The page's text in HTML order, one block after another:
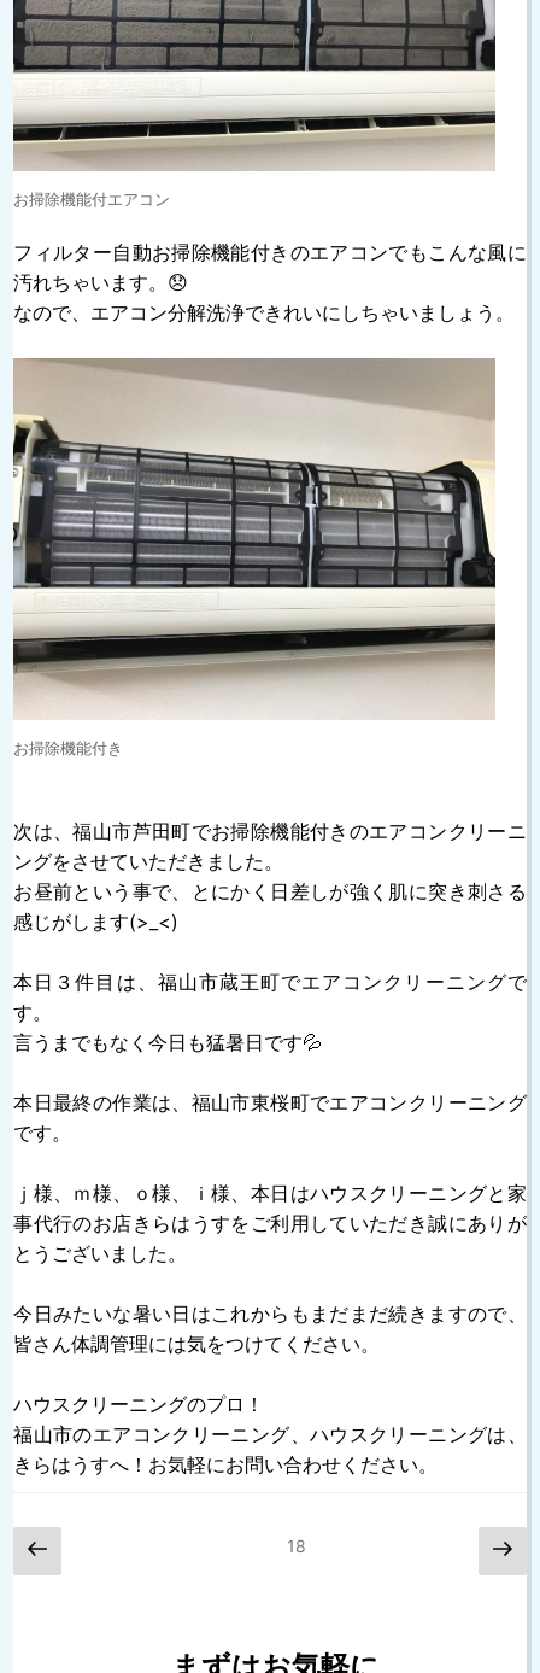
お掃除機能付エアコン
フィルター自動お掃除機能付きのエアコンでもこんな風に
汚れちゃいます。😞
なので、エアコン分解洗浄できれいにしちゃいましょう。
お掃除機能付き
次は、福山市芦田町でお掃除機能付きのエアコンクリーニ
ングをさせていただきました。
お昼前という事で、とにかく日差しが強く肌に突き刺さる
感じがします(>_<)
本日３件目は、福山市蔵王町でエアコンクリーニングで
す。
言うまでもなく今日も猛暑日です💦
本日最終の作業は、福山市東桜町でエアコンクリーニング
です。
ｊ様、ｍ様、ｏ様、ｉ様、本日はハウスクリーニングと家
事代行のお店きらはうすをご利用していただき誠にありが
とうございました。
今日みたいな暑い日はこれからもまだまだ続きますので、
皆さん体調管理には気をつけてください。
ハウスクリーニングのプロ！
福山市のエアコンクリーニング、ハウスクリーニングは、
きらはうすへ！お気軽にお問い合わせください。
の
前
の
18
次
の